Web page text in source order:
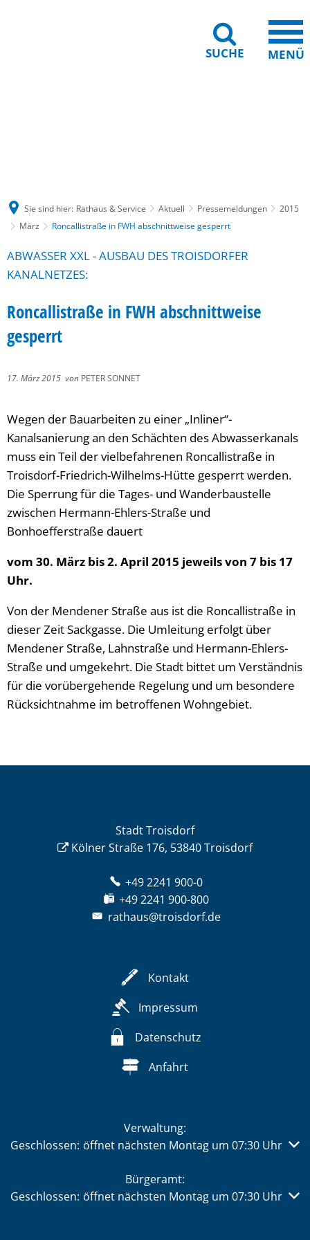
SUCHE MENÜ
Sie sind hier: Rathaus & Service Aktuell Pressemeldungen
2015
März
Roncallistraße in FWH abschnittweise gesperrt
ABWASSER XXL - AUSBAU DES TROISDORFER
KANALNETZES:
Roncallistraße in FWH abschnittweise
gesperrt
17. März 2015 von PETER SONNET
Wegen der Bauarbeiten zu einer „Inliner“-
Kanalsanierung an den Schächten des Abwasserkanals
muss ein Teil der vielbefahrenen Roncallistraße in
Troisdorf-Friedrich-Wilhelms-Hütte gesperrt werden.
Die Sperrung für die Tages- und Wanderbaustelle
zwischen Hermann-Ehlers-Straße und
Bonhoefferstraße dauert
vom 30. März bis 2. April 2015 jeweils von 7 bis 17
Uhr.
Von der Mendener Straße aus ist die Roncallistraße in
dieser Zeit Sackgasse. Die Umleitung erfolgt über
Mendener Straße, Lahnstraße und Hermann-Ehlers-
Straße und umgekehrt. Die Stadt bittet um Verständnis
für die vorübergehende Regelung und um besondere
Rücksichtnahme im betroffenen Wohngebiet.
Stadt Troisdorf
Kölner Straße 176, 53840 Troisdorf
+49 2241 900-0
+49 2241 900-800
rathaus@troisdorf.de
Kontakt
Impressum
Datenschutz
Anfahrt
Verwaltung:
Klicken, um weitere Öffnungs- oder Schließzeiten
Geschlossen: öffnet nächsten Montag um 07:30 Uhr
Bürgeramt:
Klicken, um weitere Öffnungs- oder Schließzeiten
Geschlossen: öffnet nächsten Montag um 07:30 Uhr